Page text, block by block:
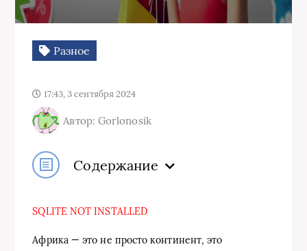
Разное
17:43, 3 сентября 2024
Автор: Gorlonosik
Содержание
SQLITE NOT INSTALLED
Африка — это не просто континент, это